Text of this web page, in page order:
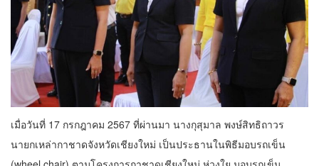
เมื่อวันที่ 17 กรกฎาคม 2567 ที่ผ่านมา นางกุสุมาล พงษ์สิทธิถาวร
นายกเหล่ากาชาดจังหวัดเชียงใหม่ เป็นประธานในพิธีมอบรถเข็น